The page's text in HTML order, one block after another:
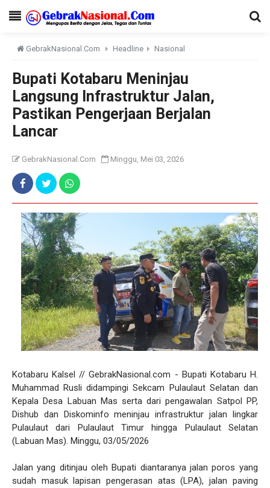
GebrakNasional.Com Headline Nasional
Bupati Kotabaru Meninjau
Langsung Infrastruktur Jalan,
Pastikan Pengerjaan Berjalan
Lancar
GebrakNasional.Com Minggu, Mei 03, 2026
Kotabaru Kalsel // GebrakNasional.com - Bupati Kotabaru H.
Muhammad Rusli didampingi Sekcam Pulaulaut Selatan dan
Kepala Desa Labuan Mas serta dari pengawalan Satpol PP,
Dishub dan Diskominfo meninjau infrastruktur jalan lingkar
Pulaulaut dari Pulaulaut Timur hingga Pulaulaut Selatan
(Labuan Mas). Minggu, 03/05/2026
Jalan yang ditinjau oleh Bupati diantaranya jalan poros yang
sudah masuk lapisan pengerasan atas (LPA), jalan paving